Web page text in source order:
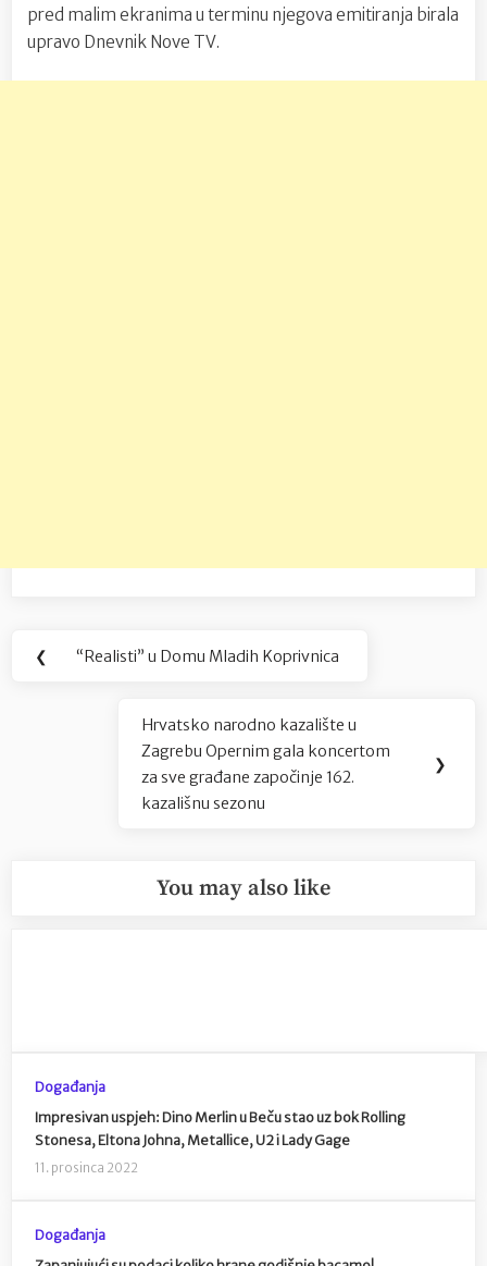
pred malim ekranima u terminu njegova emitiranja birala
upravo Dnevnik Nove TV.
Navigacija
❮
Previous
“Realisti” u Domu Mladih Koprivnica
Next
Post:
Hrvatsko narodno kazalište u
Zagrebu Opernim gala koncertom
za sve građane započinje 162.
kazališnu sezonu
❯
You may also like
Događanja
Impresivan uspjeh: Dino Merlin u Beču stao uz bok Rolling
Stonesa, Eltona Johna, Metallice, U2 i Lady Gage
11. prosinca 2022
Događanja